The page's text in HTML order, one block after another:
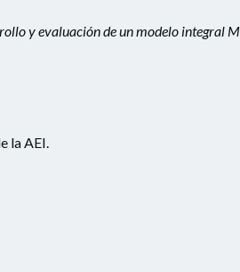
y evaluación de un modelo integral
la AEI.